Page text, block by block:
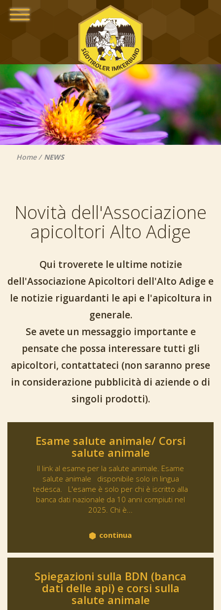
Home NEWS
Novità dell'Associazione
apicoltori Alto Adige
Qui troverete le ultime notizie
dell'Associazione Apicoltori dell'Alto Adige e
le notizie riguardanti le api e l'apicoltura in
generale.
Se avete un messaggio importante e
pensate che possa interessare tutti gli
apicoltori, contattateci (non saranno prese
in considerazione pubblicità di aziende o di
singoli prodotti).
Esame salute animale/ Corsi
salute animale
Il link al esame per la salute animale. Esame
salute animale disponibile solo in lingua
tedesca. L'esame è solo per chi è iscritto alla
banca dati nazionale da 10 anni compiuti nel
2025. Chi è...
continua
Spiegazioni sulla BDN (banca
dati delle api) e corsi sulla
salute animale